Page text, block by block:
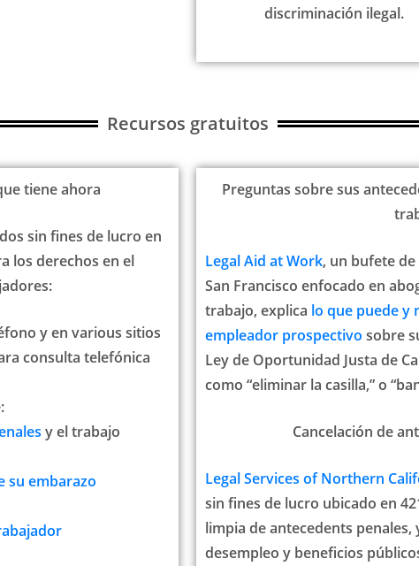
discriminación ilegal.
Recursos gratuitos
tiene ahora
sin fines de lucro en
los derechos en el
y en various sitios
consulta telefónica
y el trabajo
su embarazo
Preguntas sobre sus
Legal Aid at Work, un bufete
San Francisco enfocado en
trabajo, explica lo que puede y
empleador prospectivo sobre
Ley de Oportunidad Justa de
como “eliminar la casilla,” o
Cancelación de
Legal Services of Northern
sin fines de lucro ubicado en
limpia de antecedents
desempleo y beneficios